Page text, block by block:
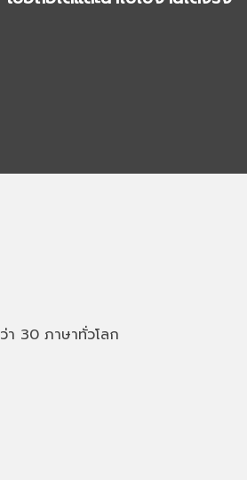
า 30 ภาษาทั่วโลก